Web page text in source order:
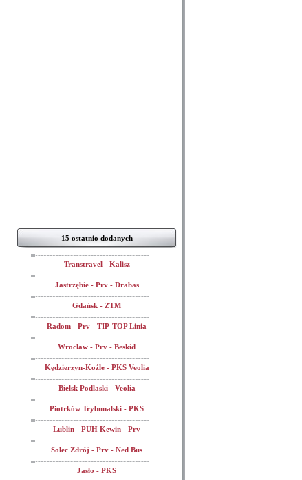
15 ostatnio dodanych
Transtravel - Kalisz
Jastrzębie - Prv - Drabas
Gdańsk - ZTM
Radom - Prv - TIP-TOP Linia
Wrocław - Prv - Beskid
Kędzierzyn-Koźle - PKS Veolia
Bielsk Podlaski - Veolia
Piotrków Trybunalski - PKS
Lublin - PUH Kewin - Prv
Solec Zdrój - Prv - Ned Bus
Jasło - PKS